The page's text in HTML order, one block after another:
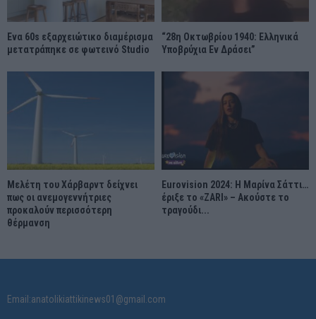
Ένα 60s εξαρχειώτικο διαμέρισμα
μετατράπηκε σε φωτεινό Studio
“28η Οκτωβρίου 1940: Ελληνικά
Υποβρύχια Εν Δράσει”
Μελέτη του Χάρβαρντ δείχνει
πως οι ανεμογεννήτριες
προκαλούν περισσότερη
θέρμανση
Eurovision 2024: Η Μαρίνα Σάττι…
έριξε το «ZARI» – Ακούστε το
τραγούδι...
Email:anatolikiattikinews01@gmail.com